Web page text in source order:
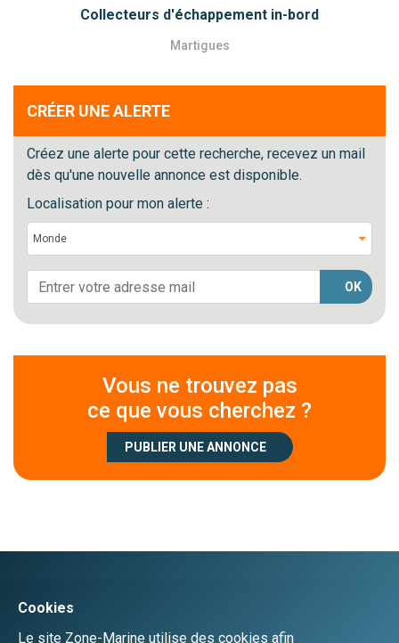
Collecteurs d'échappement in-bord
Martigues
CRÉER UNE ALERTE
Créez une alerte pour cette recherche, recevez un mail
dès qu'une nouvelle annonce est disponible.
Localisation pour mon alerte :
OK
Vous ne trouvez pas
ce que vous cherchez ?
PUBLIER UNE ANNONCE